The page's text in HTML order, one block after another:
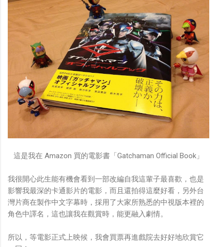
這是我在 Amazon 買的電影書「Gatchaman Official Book」
我很開心此生能有機會看到一部改編自我這輩子最喜歡，也是
影響我最深的卡通影片的電影，而且還拍得這麼好看，另外台
灣片商在製作中文字幕時，採用了大家所熟悉的中視版本裡的
角色中譯名，這也讓我在觀賞時，能更融入劇情。
所以，等電影正式上映候，我會買票再進戲院去好好地欣賞它